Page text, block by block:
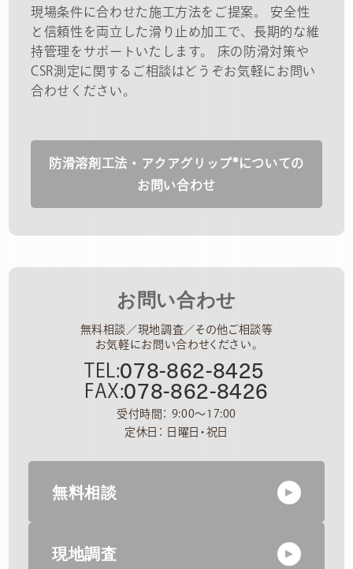
現場条件に合わせた施工方法をご提案。 安全性
と信頼性を両立した滑り止め加工で、長期的な維
持管理をサポートいたします。 床の防滑対策や
CSR測定に関するご相談はどうぞお気軽にお問い
合わせください。
防滑溶剤工法・アクアグリップ®についての
お問い合わせ
お問い合わせ
無料相談／現地調査／その他ご相談等
お気軽にお問い合わせください。
TEL:078-862-8425
FAX:078-862-8426
受付時間： 9:00～17:00
定休日： 日曜日・祝日
無料相談
現地調査